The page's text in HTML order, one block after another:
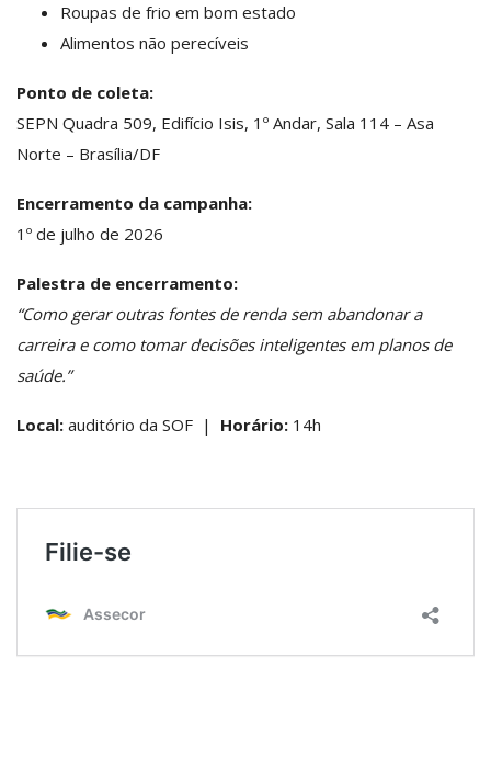
Roupas de frio em bom estado
Alimentos não perecíveis
Ponto de coleta:
SEPN Quadra 509, Edifício Isis, 1º Andar, Sala 114 – Asa
Norte – Brasília/DF
Encerramento da campanha:
1º de julho de 2026
Palestra de encerramento:
“Como gerar outras fontes de renda sem abandonar a
carreira e como tomar decisões inteligentes em planos de
saúde.”
Local: auditório da SOF | Horário: 14h